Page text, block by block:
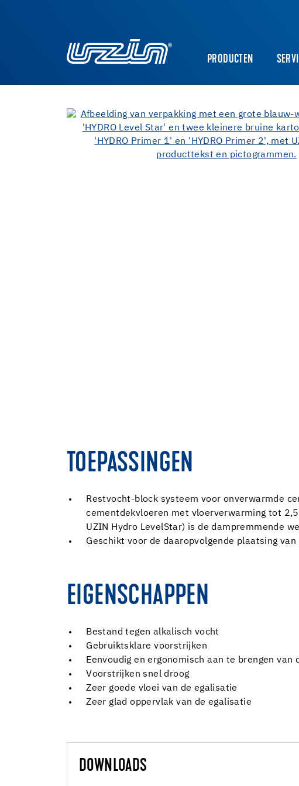
PRODUCTEN
TOEPASSINGEN
Restvocht-block systeem voor onverwarmde
cementdekvloeren met vloerverwarming tot
UZIN Hydro LevelStar) is de dampremmende
Geschikt voor de daaropvolgende plaatsing
EIGENSCHAPPEN
Bestand tegen alkalisch vocht
Gebruiktsklare voorstrijken
Eenvoudig en ergonomisch aan te brengen
Voorstrijken snel droog
Zeer goede vloei van de egalisatie
Zeer glad oppervlak van de egalisatie
DOWNLOADS